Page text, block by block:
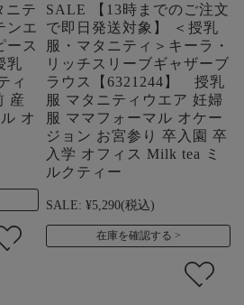
ニテ
ンエ
ース
乳
ィ
産
オ
SALE 【13時までのご注文
で即日発送対象】 ＜授乳
服・マタニティ＞キーラ・
リッチスリーブギャザーブ
ラウス【6321244】 授乳
服 マタニティウエア 妊婦
服 ママフォーマル オケー
ジョン お宮参り 卒入園 卒
入学 オフィス Milk tea ミ
ルクティー
SALE: ¥5,290(税込)
在庫を確認する